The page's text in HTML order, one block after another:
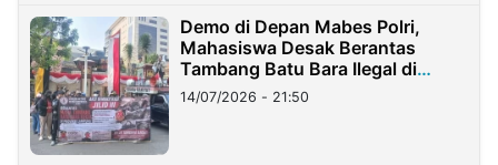
Demo di Depan Mabes Polri,
Mahasiswa Desak Berantas
Tambang Batu Bara Ilegal di
Lampung
14/07/2026 - 21:50